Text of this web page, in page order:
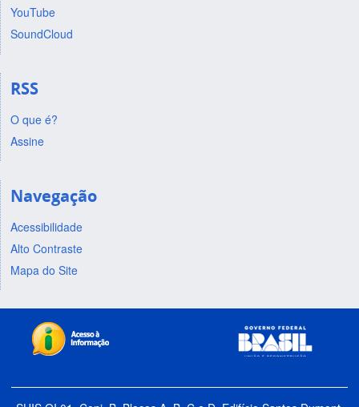
YouTube
SoundCloud
RSS
O que é?
Assine
Navegação
Acessibilidade
Alto Contraste
Mapa do Site